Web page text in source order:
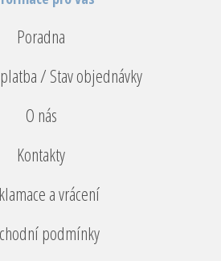
Poradna
/ Stav objednávky
O nás
Kontakty
a vrácení
podmínky